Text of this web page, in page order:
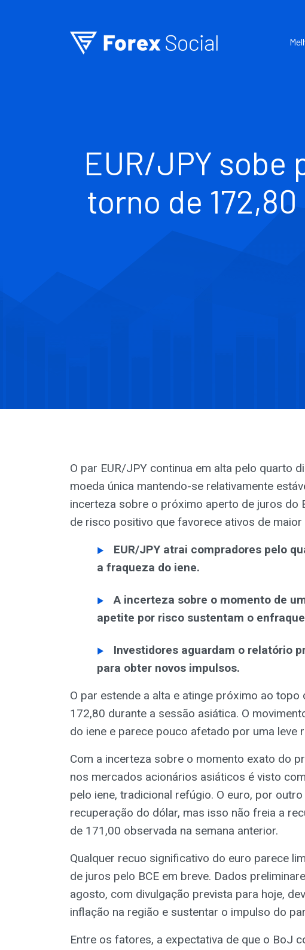
EUR/JPY sobe
torno de
O par EUR/JPY continua em alta pelo quarto
moeda única mantendo-se relativamente
incerteza sobre o próximo aperto de juros do
de risco positivo que favorece ativos de maior
EUR/JPY atrai compradores pelo
a fraqueza do iene.
A incerteza sobre o momento de
apetite por risco sustentam o
Investidores aguardam o relatório
para obter novos impulsos.
O par estende a alta e atinge próximo ao
172,80 durante a sessão asiática. O
do iene e parece pouco afetado por uma leve
Com a incerteza sobre o momento exato do
nos mercados acionários asiáticos é visto
pelo iene, tradicional refúgio. O euro, por
recuperação do dólar, mas isso não freia a
de 171,00 observada na semana anterior.
Qualquer recuo significativo do euro parece
de juros pelo BCE em breve. Dados
agosto, com divulgação prevista para hoje,
inflação na região e sustentar o impulso do
Entre os fatores, a expectativa de que o BoJ